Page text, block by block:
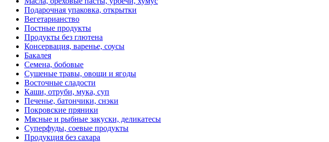
Подарочная упаковка, открытки
Вегетарианство
Постные продукты
Продукты без глютена
Консервация, варенье, соусы
Бакалея
Семена, бобовые
Сушеные травы, овощи и ягоды
Восточные сладости
Каши, отруби, мука, суп
Печенье, батончики, снэки
Покровские пряники
Мясные и рыбные закуски, деликатесы
Суперфуды, соевые продукты
Продукция без сахара